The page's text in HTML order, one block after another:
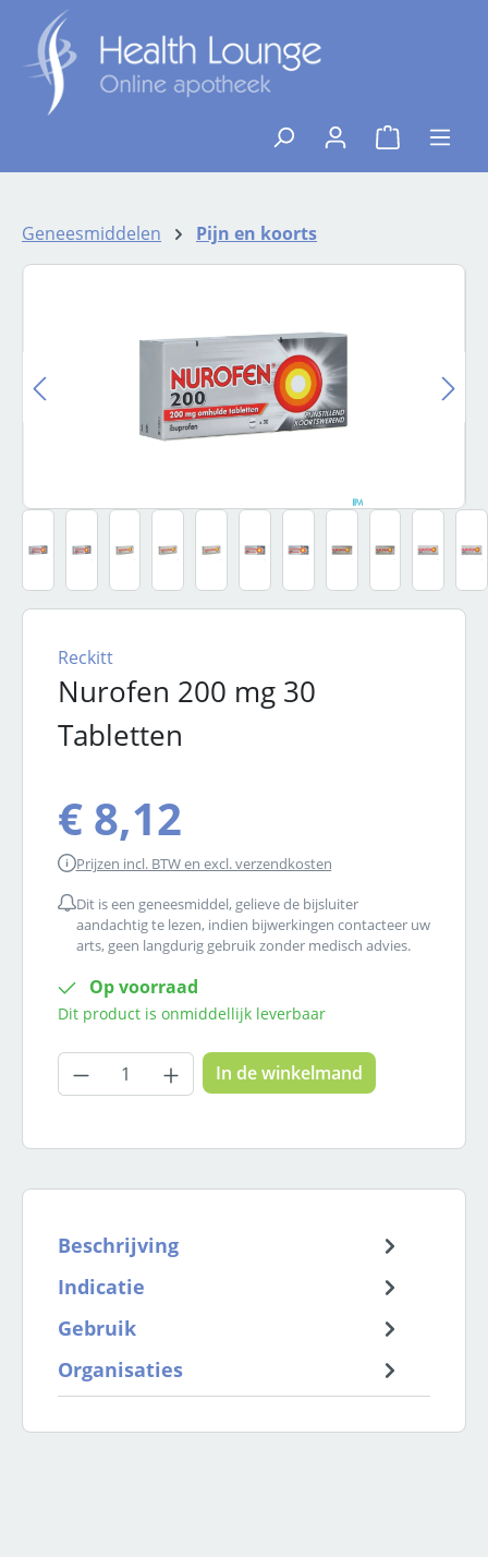
Ga naar de hoofdinhoud
{1}De
Geneesmiddelen
Pijn en koorts
Afbeeldingengalerij overslaan
Nurofen 200 mg 30
Tabletten
Reckitt
€ 8,12
Prijzen incl. BTW en excl. verzendkosten
Dit is een geneesmiddel, gelieve de bijsluiter
aandachtig te lezen, indien bijwerkingen contacteer uw
arts, geen langdurig gebruik zonder medisch advies.
Op voorraad
Dit product is onmiddellijk leverbaar
Producthoeveelheid: Voer de
In de winkelmand
Beschrijving
Indicatie
Gebruik
Organisaties